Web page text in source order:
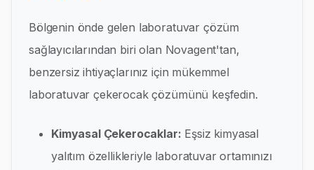
Bölgenin önde gelen laboratuvar çözüm
sağlayıcılarından biri olan Novagent'tan,
benzersiz ihtiyaçlarınız için mükemmel
laboratuvar çekerocak çözümünü keşfedin.
Kimyasal Çekerocaklar: Eşsiz kimyasal
yalıtım özellikleriyle laboratuvar ortamınızı